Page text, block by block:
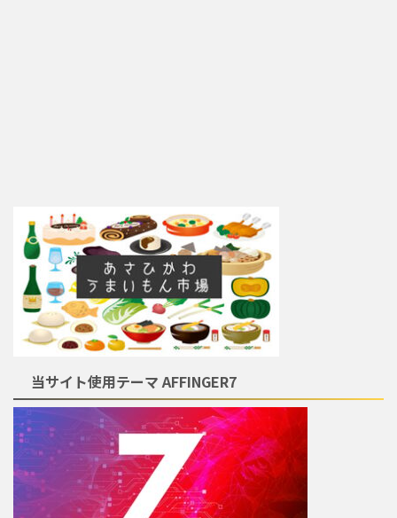
当サイト使用テーマ AFFINGER7